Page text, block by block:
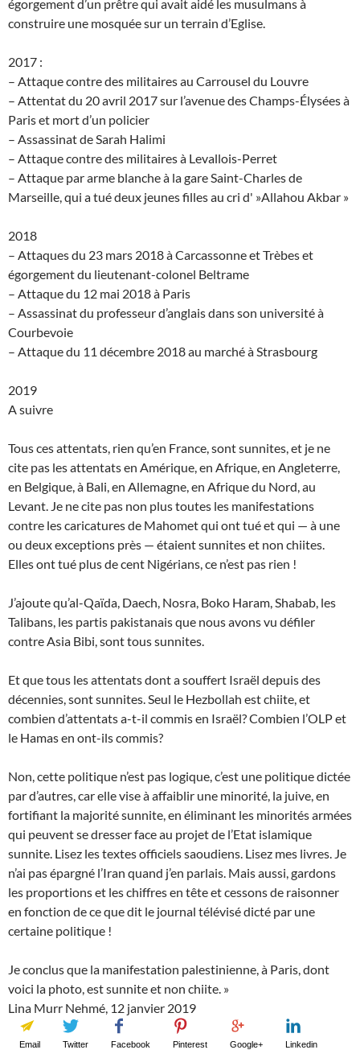
égorgement d’un prêtre qui avait aidé les musulmans à
construire une mosquée sur un terrain d’Eglise.
2017 :
– Attaque contre des militaires au Carrousel du Louvre
– Attentat du 20 avril 2017 sur l’avenue des Champs-Élysées à
Paris et mort d’un policier
– Assassinat de Sarah Halimi
– Attaque contre des militaires à Levallois-Perret
– Attaque par arme blanche à la gare Saint-Charles de
Marseille, qui a tué deux jeunes filles au cri d' »Allahou Akbar »
2018
– Attaques du 23 mars 2018 à Carcassonne et Trèbes et
égorgement du lieutenant-colonel Beltrame
– Attaque du 12 mai 2018 à Paris
– Assassinat du professeur d’anglais dans son université à
Courbevoie
– Attaque du 11 décembre 2018 au marché à Strasbourg
2019
A suivre
Tous ces attentats, rien qu’en France, sont sunnites, et je ne
cite pas les attentats en Amérique, en Afrique, en Angleterre,
en Belgique, à Bali, en Allemagne, en Afrique du Nord, au
Levant. Je ne cite pas non plus toutes les manifestations
contre les caricatures de Mahomet qui ont tué et qui — à une
ou deux exceptions près — étaient sunnites et non chiites.
Elles ont tué plus de cent Nigérians, ce n’est pas rien !
J’ajoute qu’al-Qaïda, Daech, Nosra, Boko Haram, Shabab, les
Talibans, les partis pakistanais que nous avons vu défiler
contre Asia Bibi, sont tous sunnites.
Et que tous les attentats dont a souffert Israël depuis des
décennies, sont sunnites. Seul le Hezbollah est chiite, et
combien d’attentats a-t-il commis en Israël? Combien l’OLP et
le Hamas en ont-ils commis?
Non, cette politique n’est pas logique, c’est une politique dictée
par d’autres, car elle vise à affaiblir une minorité, la juive, en
fortifiant la majorité sunnite, en éliminant les minorités armées
qui peuvent se dresser face au projet de l’Etat islamique
sunnite. Lisez les textes officiels saoudiens. Lisez mes livres. Je
n’ai pas épargné l’Iran quand j’en parlais. Mais aussi, gardons
les proportions et les chiffres en tête et cessons de raisonner
en fonction de ce que dit le journal télévisé dicté par une
certaine politique !
Je conclus que la manifestation palestinienne, à Paris, dont
voici la photo, est sunnite et non chiite. »
Lina Murr Nehmé, 12 janvier 2019
Email Twitter Facebook Pinterest Google+ Linkedin